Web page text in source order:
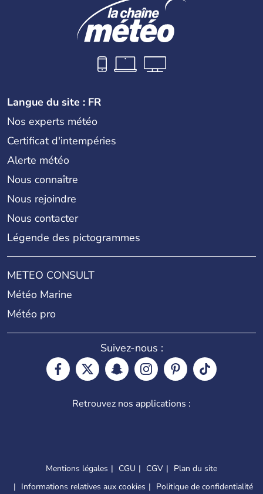
Langue du site : FR
Nos experts météo
Certificat d'intempéries
Alerte météo
Nous connaître
Nous rejoindre
Nous contacter
Légende des pictogrammes
METEO CONSULT
Météo Marine
Météo pro
Suivez-nous :
Retrouvez nos applications :
Mentions légales CGU CGV
Plan du site
Informations relatives aux cookies
Politique de confidentialité